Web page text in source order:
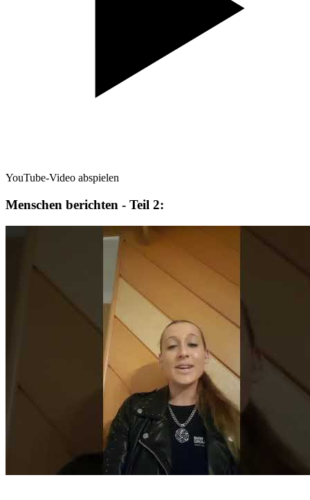
YouTube-Video abspielen
Menschen berichten - Teil 2: